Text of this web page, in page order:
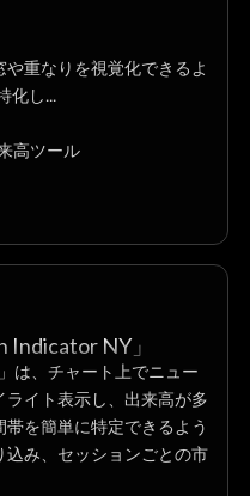
重なりを視覚化できるよ
化し...
高ツール
Indicator NY」
は、チャート上でニュー
イト表示し、出来高が多
を簡単に特定できるよう
み、セッションごとの市